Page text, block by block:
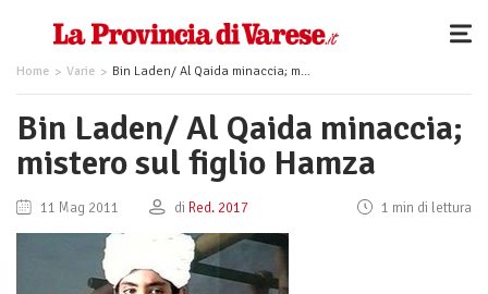
Home Varie Bin Laden/ Al Qaida minaccia; mistero sul figlio Hamza
Bin Laden/ Al Qaida minaccia;
mistero sul figlio Hamza
11 Mag 2011 di Red. 2017 1 min di lettura